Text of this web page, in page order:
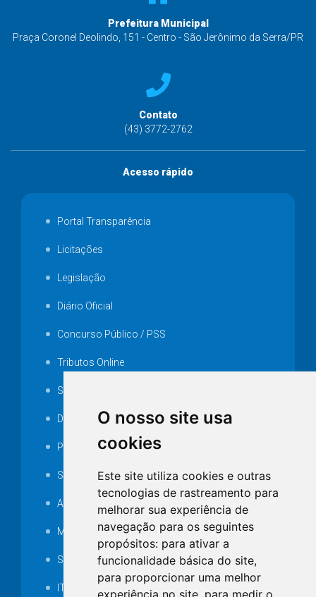
O nosso site usa
cookies
Este site utiliza cookies e outras
tecnologias de rastreamento para
melhorar sua experiência de
navegação para os seguintes
propósitos: para ativar a
funcionalidade básica do site,
para proporcionar uma melhor
experiência no site, para medir o
Prefeitura Municipal
Praça Coronel Deolindo, 151 - Centro - São Jerônimo da Serra/PR
Contato
(43) 3772-2762
Acesso rápido
Portal Transparência
Licitações
Legislação
Diário Oficial
Concurso Público / PSS
Tributos Online
Serviços ISS-E
Decretos
Portarias
SAMAE
Audiência pública
MANUTENÇÃO DE ILUMINAÇÃO PÚBLICA
Serviços Técnicos TI
ITR